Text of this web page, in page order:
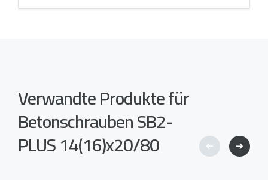
Verwandte Produkte für
Betonschrauben SB2-
PLUS 14(16)x20/80